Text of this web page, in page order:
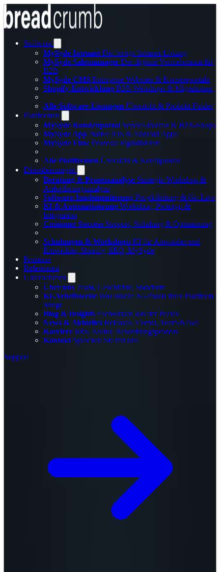
Software
MySyde Intranet Die fertige Intranet-Lösung
MySyde Salesmanager Der digitale Vertriebsraum für
B2B
MySyde CMS Enterprise Websites & Karriereportale
Shopify-Entwicklung B2B-Webshops & Migrationen
Alle Software-Lösungen Übersicht & Produkt-Finder
Plattformen
MySyde Kundenportal Service-Portale & B2B-Shops
MySyde App Native iOS & Android Apps
MySyde Flow Prozesse digitalisieren
Alle Plattformen Übersicht & Konfigurator
Dienstleistungen
Beratung & Prozessanalyse Strategie-Workshop &
Anforderungsanalyse
Software-Implementierung Projektleitung & Go-Live
KI & Automatisierung Workshop, Prototyp &
Integration
Customer Success Support, Schulung & Optimierung
Schulungen & Workshops KI für Anwender und
Entwickler, Shopify, SEO, MySyde
Prozesse
Referenzen
Unternehmen
Über uns Team, Geschichte, Standorte
KI-Arbeitsweise Was unsere KI-Praxis Ihrer Plattform
bringt
Blog & Insights Fachwissen aus der Praxis
News & Aktuelles Releases, Events, Team-News
Karriere Jobs, Kultur, Bewerbungsprozess
Kontakt Sprechen Sie mit uns
Support